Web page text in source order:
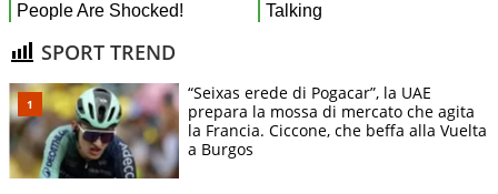
SPORT TREND
“Seixas erede di Pogacar”, la UAE
prepara la mossa di mercato che agita
la Francia. Ciccone, che beffa alla Vuelta
a Burgos